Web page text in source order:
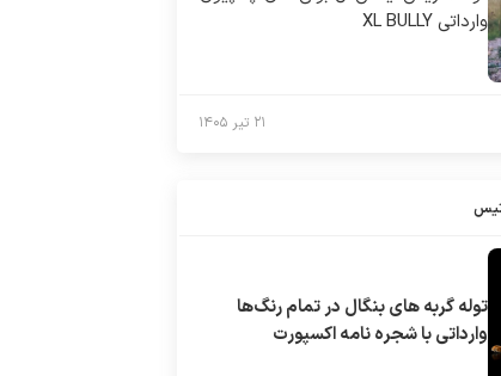
وارداتی XL BULLY
۲۱ تیر ۱۴۰۵
توله گربه های بنگال در تمام رنگ‌ها
وارداتی با شجره نامه اکسپورت